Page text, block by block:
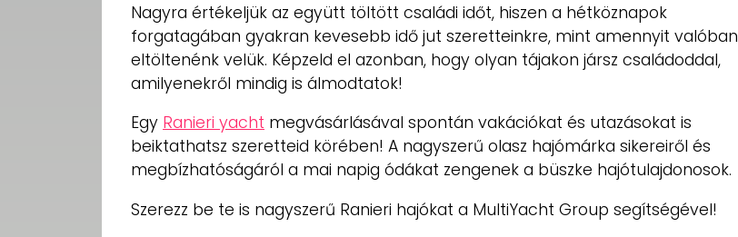
Nagyra értékeljük az együtt töltött családi időt, hiszen a hétköznapok
forgatagában gyakran kevesebb idő jut szeretteinkre, mint amennyit valóban
eltöltenénk velük. Képzeld el azonban, hogy olyan tájakon jársz családoddal,
amilyenekről mindig is álmodtatok!
Egy Ranieri yacht megvásárlásával spontán vakációkat és utazásokat is
beiktathatsz szeretteid körében! A nagyszerű olasz hajómárka sikereiről és
megbízhatóságáról a mai napig ódákat zengenek a büszke hajótulajdonosok.
Szerezz be te is nagyszerű Ranieri hajókat a MultiYacht Group segítségével!